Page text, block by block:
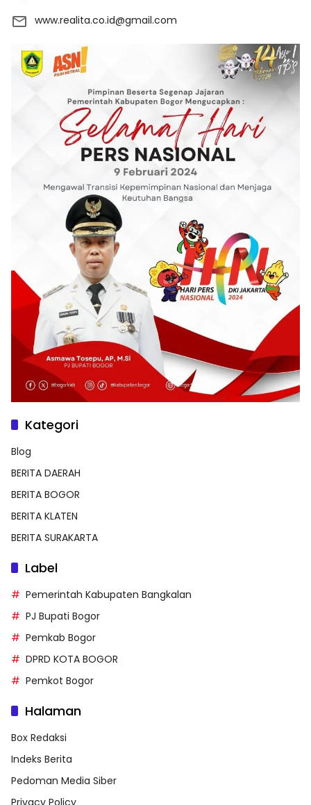
www.realita.co.id@gmail.com
Kategori
Blog
BERITA DAERAH
BERITA BOGOR
BERITA KLATEN
BERITA SURAKARTA
Label
Pemerintah Kabupaten Bangkalan
PJ Bupati Bogor
Pemkab Bogor
DPRD KOTA BOGOR
Pemkot Bogor
Halaman
Box Redaksi
Indeks Berita
Pedoman Media Siber
Privacy Policy